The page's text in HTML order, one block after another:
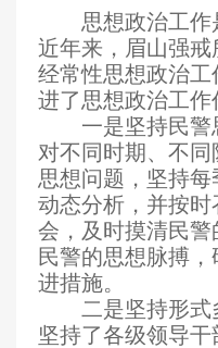
思想政治工作
近年来，眉山强
经常性思想政治
进了思想政治工作
一是坚持民
对不同时期、不
思想问题，坚持
动态分析，并按
会，及时摸清民
民警的思想脉搏
进措施。
二是坚持形式
坚持了各级领导干